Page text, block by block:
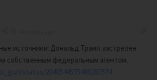
источники: Дональд Трамп застрелен
собственным федеральным агентом.
status/2040544575480287574